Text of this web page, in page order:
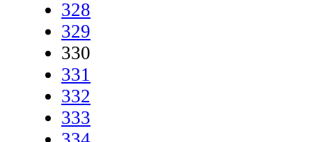
328
329
330
331
332
333